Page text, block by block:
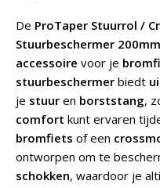
De ProTaper Stuurrol /
Stuurbeschermer
accessoire voor je
stuurbeschermer biedt
je stuur en borststang,
comfort kunt ervaren
bromfiets of een
ontworpen om te
schokken, waardoor je